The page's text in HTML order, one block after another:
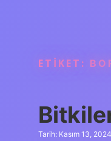
ETIKET:
Tarih: Kasım 13, 2024